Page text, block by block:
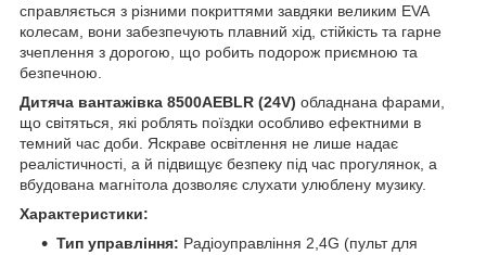
справляється з різними покриттями завдяки великим EVA
колесам, вони забезпечують плавний хід, стійкість та гарне
зчеплення з дорогою, що робить подорож приємною та
безпечною.
Дитяча вантажівка 8500AEBLR (24V) обладнана фарами,
що світяться, які роблять поїздки особливо ефектними в
темний час доби. Яскраве освітлення не лише надає
реалістичності, а й підвищує безпеку під час прогулянок, а
вбудована магнітола дозволяє слухати улюблену музику.
Характеристики:
Тип управління: Радіоуправління 2,4G (пульт для